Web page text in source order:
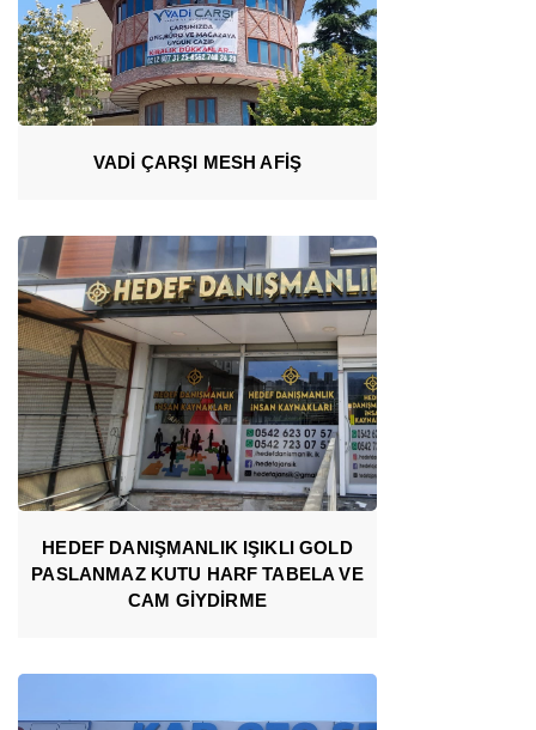
VADİ ÇARŞI MESH AFİŞ
HEDEF DANIŞMANLIK IŞIKLI GOLD
PASLANMAZ KUTU HARF TABELA VE
CAM GİYDİRME